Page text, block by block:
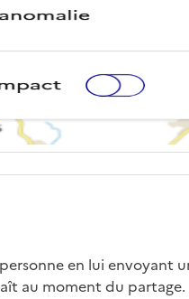
en lui envoyant
au moment du partage.